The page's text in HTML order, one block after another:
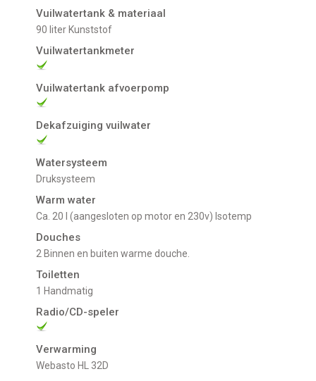
Vuilwatertank & materiaal
90 liter Kunststof
Vuilwatertankmeter
Vuilwatertank afvoerpomp
Dekafzuiging vuilwater
Watersysteem
Druksysteem
Warm water
ca. 20 l (aangesloten op motor en 230v) Isotemp
Douches
2 Binnen en buiten warme douche.
Toiletten
1 Handmatig
Radio/CD-speler
Verwarming
Webasto HL 32D